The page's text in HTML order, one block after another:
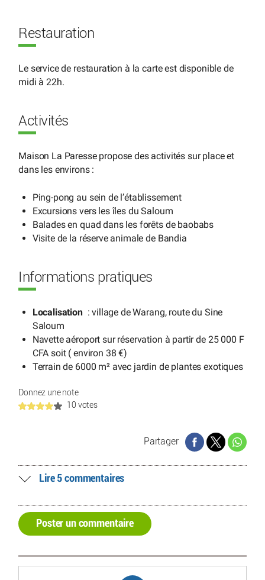
Restauration
Le service de restauration à la carte est disponible de
midi à 22h.
Activités
Maison La Paresse propose des activités sur place et
dans les environs :
Ping-pong au sein de l’établissement
Excursions vers les îles du Saloum
Balades en quad dans les forêts de baobabs
Visite de la réserve animale de Bandia
Informations pratiques
Localisation : village de Warang, route du Sine
Saloum
Navette aéroport sur réservation à partir de 25 000 F
CFA soit ( environ 38 €)
Terrain de 6000 m² avec jardin de plantes exotiques
Donnez une note
10 votes
Partager
Lire 5 commentaires
Poster un commentaire